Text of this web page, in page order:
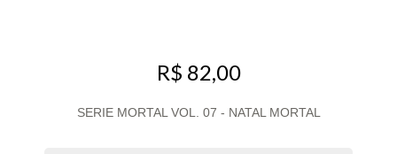
R$ 82,00
SERIE MORTAL VOL. 07 - NATAL MORTAL